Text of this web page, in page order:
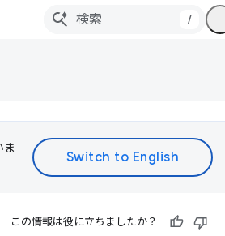
/
ま
この情報は役に立ちましたか？